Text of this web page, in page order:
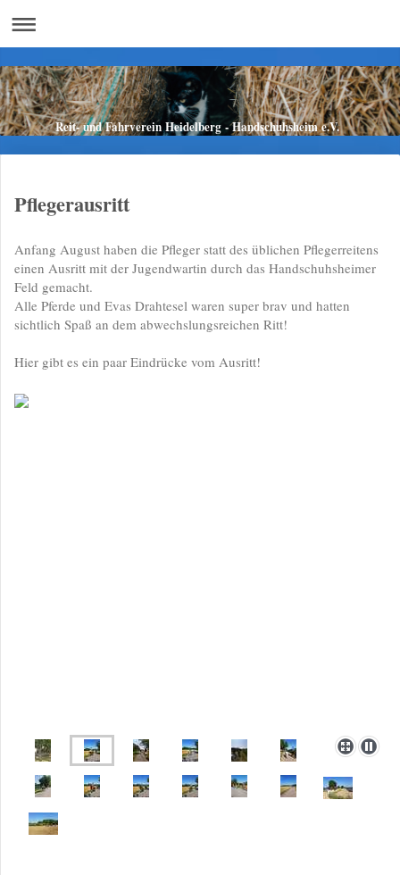
Reit- und Fahrverein Heidelberg - Handschuhsheim e.V.
Pflegerausritt
Anfang August haben die Pfleger statt des üblichen Pflegerreitens
einen Ausritt mit der Jugendwartin durch das Handschuhsheimer
Feld gemacht.
Alle Pferde und Evas Drahtesel waren super brav und hatten
sichtlich Spaß an dem abwechslungsreichen Ritt!
Hier gibt es ein paar Eindrücke vom Ausritt!